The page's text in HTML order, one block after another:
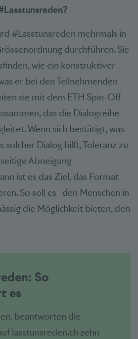
#Lasstunsreden mehrmals in
durchführen. Sie
wie ein konstruktiver
er bei den Teilnehmenden
sie mit dem ETH Spin-Off
das die Dialogreihe
Wenn sich bestätigt, was
solcher Dialog hilft, Toleranz zu
Abneigung
ist es das Ziel, das Format
So soll es den Menschen in
die Möglichkeit bieten, den
So
es
beantworten die
lasstunsreden.ch zehn